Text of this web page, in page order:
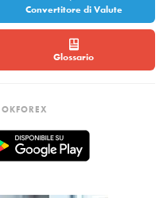
Convertitore di Valute
Glossario